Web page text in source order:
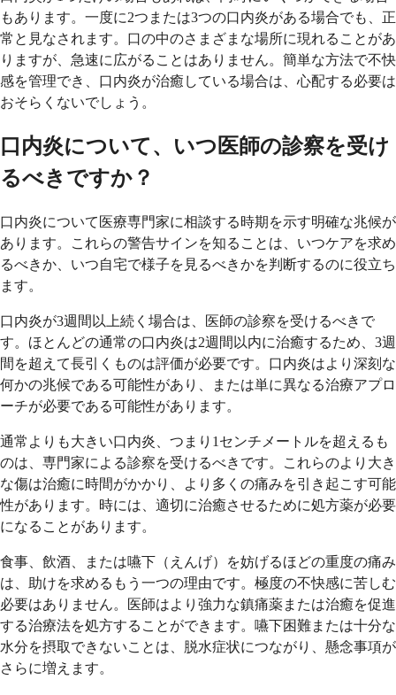
もあります。一度に2つまたは3つの口内炎がある場合でも、正
常と見なされます。口の中のさまざまな場所に現れることがあ
りますが、急速に広がることはありません。簡単な方法で不快
感を管理でき、口内炎が治癒している場合は、心配する必要は
おそらくないでしょう。
口内炎について、いつ医師の診察を受け
るべきですか？
口内炎について医療専門家に相談する時期を示す明確な兆候が
あります。これらの警告サインを知ることは、いつケアを求め
るべきか、いつ自宅で様子を見るべきかを判断するのに役立ち
ます。
口内炎が3週間以上続く場合は、医師の診察を受けるべきで
す。ほとんどの通常の口内炎は2週間以内に治癒するため、3週
間を超えて長引くものは評価が必要です。口内炎はより深刻な
何かの兆候である可能性があり、または単に異なる治療アプロ
ーチが必要である可能性があります。
通常よりも大きい口内炎、つまり1センチメートルを超えるも
のは、専門家による診察を受けるべきです。これらのより大き
な傷は治癒に時間がかかり、より多くの痛みを引き起こす可能
性があります。時には、適切に治癒させるために処方薬が必要
になることがあります。
食事、飲酒、または嚥下（えんげ）を妨げるほどの重度の痛み
は、助けを求めるもう一つの理由です。極度の不快感に苦しむ
必要はありません。医師はより強力な鎮痛薬または治癒を促進
する治療法を処方することができます。嚥下困難または十分な
水分を摂取できないことは、脱水症状につながり、懸念事項が
さらに増えます。